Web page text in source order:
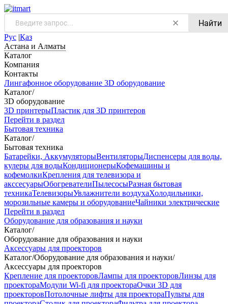
Найти
Рус |Қаз
Астана и Алматы
Каталог
Компания
Контакты
Лингафонное оборудование 3D оборудование
Каталог/
3D оборудование
3D принтерыПластик для 3D принтеров
Перейти в раздел
Бытовая техника
Каталог/
Бытовая техника
Батарейки, АккумуляторыВентиляторыДиспенсеры для воды,
кулеры для водыКондиционерыКофемашины и
кофемолкиКрепления для телевизора и
акссесуарыОбогревателиПылесосыРазная бытовая
техникаТелевизорыУвлажнители воздухаХолодильники,
морозильные камеры и оборудованиеЧайники электрические
Перейти в раздел
Оборудование для образования и науки
Каталог/
Оборудование для образования и науки
Аксессуары для проекторов
Каталог/Оборудование для образования и науки/
Аксессуары для проекторов
Крепление для проекторовЛампы для проекторовЛинзы для
проектораМодули Wi-fi для проектораОчки 3D для
проекторовПотолочные лифты для проектораПульты для